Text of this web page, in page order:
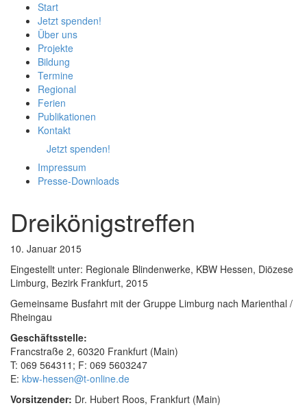
Start
Jetzt spenden!
Über uns
Projekte
Bildung
Termine
Regional
Ferien
Publikationen
Kontakt
Jetzt spenden!
Impressum
Presse-Downloads
Dreikönigstreffen
10. Januar 2015
Eingestellt unter: Regionale Blindenwerke, KBW Hessen, Diözese
Limburg, Bezirk Frankfurt, 2015
Gemeinsame Busfahrt mit der Gruppe Limburg nach Marienthal /
Rheingau
Geschäftsstelle:
Francstraße 2, 60320 Frankfurt (Main)
T: 069 564311 ; F: 069 5603247
E: kbw-hessen@t-online.de
Vorsitzender: Dr. Hubert Roos, Frankfurt (Main)